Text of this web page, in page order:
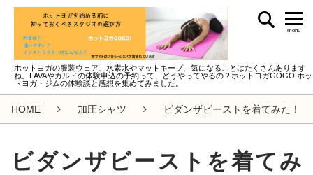
ホットヨガの服装ウェア、水素水やマットキープ、気になることはたくさんあります
ね。LAVAやカルドの体験申込の予約って、どうやってやるの？ホットヨガGOGO!ホッ
トヨガ・ジムの体験談と感想を集めてみました。
menu
HOME 加圧シャツ ビダンザビーストを着てみた！
ビダンザビーストを着てみ